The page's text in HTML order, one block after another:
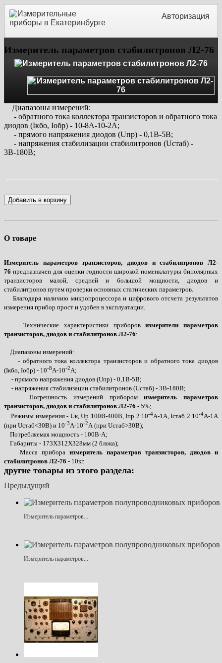
Авторизация
Измеритель параметров стабилитронов Л2-76
Диапазоны измерений:
- обратного тока коллектора транзисторов и обратного тока
диодов (Iкбо, Iобр) - 10-8А-10-2А;
- прямого напряжения диодов (Uпр) - 0,1В-5В;
- напряжения стабилизации стабилитронов (Uстаб) -
3В-180В;
Добавить в корзину
О товаре
Измеритель параметров транзисторов, диодов и стабилитронов Л2-
76 предназначен для оценки годности широкой номенклатуры биполярных
транзисторов малой, средней и большой мощности, диодов и
стабилитронов путем проверки основных статических параметров.
Благодаря наличию микропроцессора и цифрового отсчета результатов
измерения прибор прост и удобен в эксплуатации.
Технические характеристики приборовизмерители параметров
транзисторов, диодов и стабилитронов Л2-76:
Диапазоны измерений:
- обратного тока коллектора транзисторов и обратного тока диодов
(Iкбо, Iобр) - 10-8А-10-2А;
- прямого напряжения диодов (Uпр) - 0,1В-5В;
- напряжения стабилизации стабилитронов (Uстаб) - 3В-180В;
Погрешность измерений приборомизмеритель параметров
транзисторов, диодов и стабилитронов Л2-76 - 5%;
Режимы измерения - Uк, Uр 100В-400В, Iпр 2∙10-4А-1А, Iстаб 2∙10-4А-1А
(при Uстаб<30В) и 10-3А-10-2А (при Uстаб>30В);
Потребляемая мощность - 100В·А;
Габариты - 173X312X328мм (2 блока);
Масса прибора измеритель параметров транзисторов, диодов и
стабилитронов Л2-76 - 10кг.
другие товары из этого раздела:
Предыдущий
Измеритель параметров...
Измеритель параметров...